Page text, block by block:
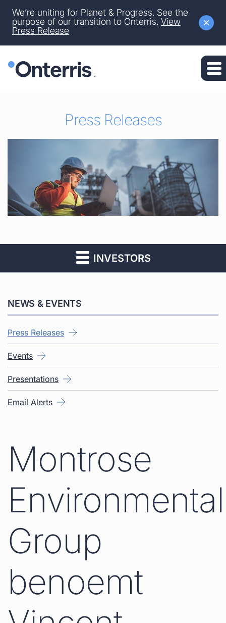
Skip to main content
Skip to footer
Site Announcement
We’re uniting for Planet & Progress. See the
purpose of our transition to Onterris. View
Press Release
Press Releases
INVESTORS
NEWS & EVENTS
Press Releases
Events
Presentations
Email Alerts
Montrose
Environmental
Group
benoemt